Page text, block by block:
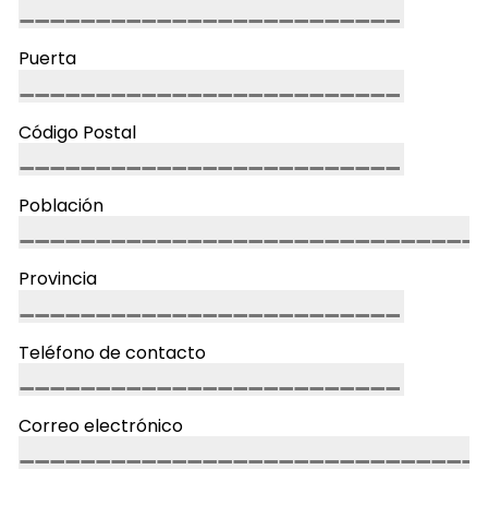
Puerta
Código Postal
Población
Provincia
Teléfono de contacto
Correo electrónico